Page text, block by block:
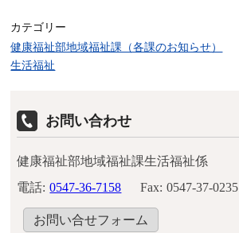
カテゴリー
健康福祉部地域福祉課（各課のお知らせ）
生活福祉
お問い合わせ
健康福祉部地域福祉課生活福祉係
電話: 0547-36-7158 Fax: 0547-37-0235
お問い合せフォーム